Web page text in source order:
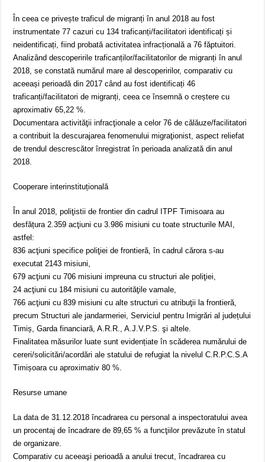
În ceea ce privește traficul de migranți în anul 2018 au fost
instrumentate 77 cazuri cu 134 traficanți/facilitatori identificați și
neidentificați, fiind probată activitatea infracțională a 76 făptuitori.
Analizând descoperirile traficanților/facilitatorilor de migranți în anul
2018, se constată numărul mare al descoperirilor, comparativ cu
aceeași perioadă din 2017 când au fost identificați 46
traficanți/facilitatori de migranți, ceea ce însemnă o creștere cu
aproximativ 65,22 %.
Documentara activităţii infracţionale a celor 76 de călăuze/facilitatori
a contribuit la descurajarea fenomenului migraţionist, aspect reliefat
de trendul descrescător înregistrat în perioada analizată din anul
2018.
Cooperare interinstituțională
În anul 2018, poliţistii de frontier din cadrul ITPF Timisoara au
desfățura 2.359 acţiuni cu 3.986 misiuni cu toate structurile MAI,
astfel:
836 acţiuni specifice poliţiei de frontieră, în cadrul cărora s-au
executat 2143 misiuni,
679 acţiuni cu 706 misiuni impreuna cu structuri ale poliţiei,
24 acţiuni cu 184 misiuni cu autorităţile vamale,
766 acţiuni cu 839 misiuni cu alte structuri cu atribuţii la frontieră,
precum Structuri ale jandarmeriei, Serviciul pentru Imigrări al județului
Timiș, Garda financiară, A.R.R., A.J.V.P.S. şi altele.
Finalitatea măsurilor luate sunt evidențiate în scăderea numărului de
cereri/solicitări/acordări ale statului de refugiat la nivelul C.R.P.C.S.A
Timișoara cu aproximativ 80 %.
Resurse umane
La data de 31.12.2018 încadrarea cu personal a inspectoratului avea
un procentaj de încadrare de 89,65 % a funcţiilor prevăzute în statul
de organizare.
Comparativ cu aceeaşi perioadă a anului trecut, încadrarea cu